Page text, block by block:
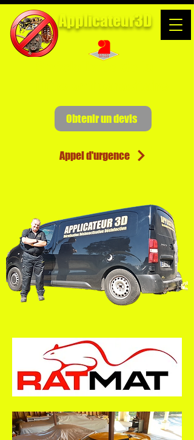
Spécialistes de la
Applicateur3D
Appel d'urgence
Obtenir un devis